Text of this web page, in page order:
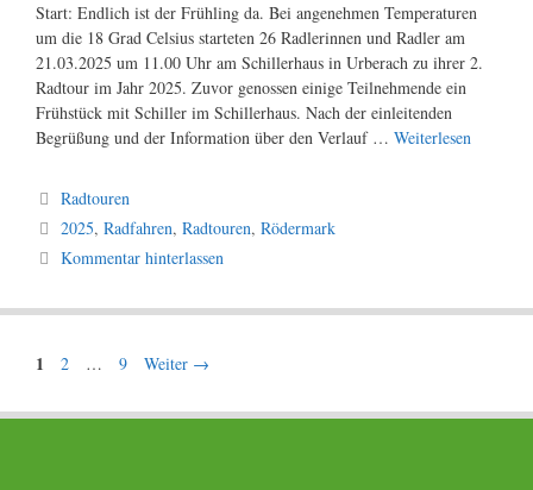
Start: Endlich ist der Frühling da. Bei angenehmen Temperaturen
um die 18 Grad Celsius starteten 26 Radlerinnen und Radler am
21.03.2025 um 11.00 Uhr am Schillerhaus in Urberach zu ihrer 2.
Radtour im Jahr 2025. Zuvor genossen einige Teilnehmende ein
Frühstück mit Schiller im Schillerhaus. Nach der einleitenden
Begrüßung und der Information über den Verlauf … Weiterlesen
Kategorien
Radtouren
Schlagwörter
2025,Radfahren,Radtouren,Rödermark
Kommentar hinterlassen
Seite
1 Seite
2 … Seite
9 Weiter →